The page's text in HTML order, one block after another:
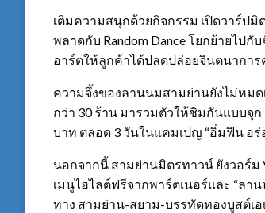
เติมความสนุกด้วยกิจกรรม เปิดวาร์ป
พลาดกับ Random Dance โยกย้ายไป
อาร์ตให้ลูกค้าได้ปลดปล่อยจินตนาการ
ความจึ้งของลานนมสามย่านยังไม่หม
กว่า 30 ร้าน มารวมตัวให้ชิมกันแบบจุ
บาท ตลอด 3 วันในแคมเปญ “อิ่มฟิน อร่
นอกจากนี้ สามย่านมิตรทาวน์ ยังวอร์ม
เมนูไฮไลต์ฟรีจากพาร์ตเนอร์และ “ลา
ทาง สามย่าน-สยาม-บรรทัดทองบูสต์เ